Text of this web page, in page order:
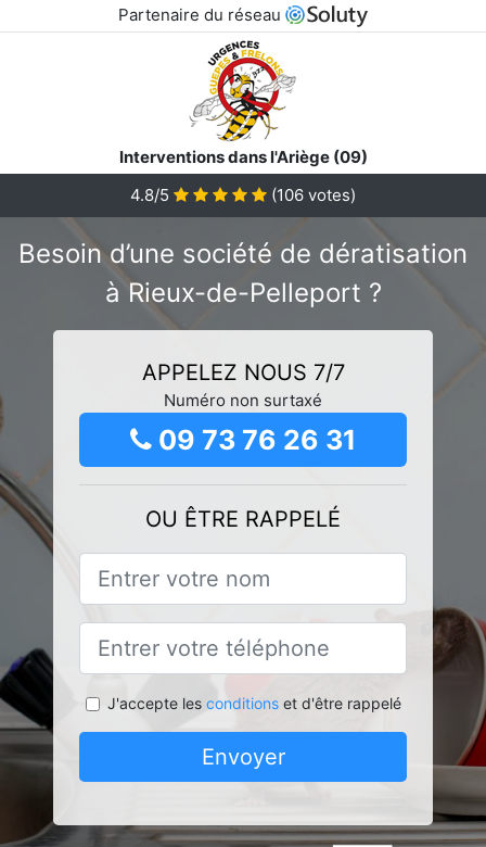
Partenaire du réseau
Interventions dans l'Ariège (09)
4.8/5
(106 votes)
Besoin d’une société de dératisation
à Rieux-de-Pelleport ?
APPELEZ NOUS 7/7
Numéro non surtaxé
09 73 76 26 31
OU ÊTRE RAPPELÉ
J'accepte les conditionset d'être rappelé
Envoyer